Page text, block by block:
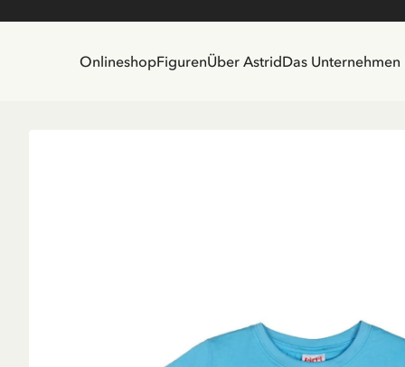
OnlineshopFigurenÜber AstridDas Unternehmen